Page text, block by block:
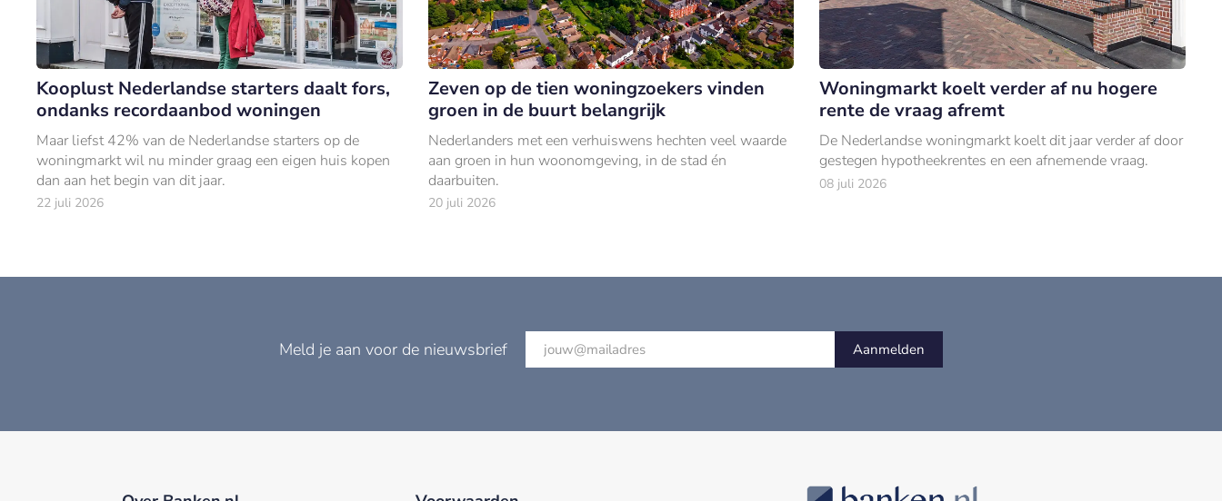
Kooplust Nederlandse starters daalt fors,
ondanks recordaanbod woningen
Maar liefst 42% van de Nederlandse starters op de
woningmarkt wil nu minder graag een eigen huis kopen
dan aan het begin van dit jaar.
22 juli 2026
Zeven op de tien woningzoekers vinden
groen in de buurt belangrijk
Nederlanders met een verhuiswens hechten veel waarde
aan groen in hun woonomgeving, in de stad én
daarbuiten.
20 juli 2026
Woningmarkt koelt verder af nu hogere
rente de vraag afremt
De Nederlandse woningmarkt koelt dit jaar verder af door
gestegen hypotheekrentes en een afnemende vraag.
08 juli 2026
Meld je aan voor de nieuwsbrief Aanmelden